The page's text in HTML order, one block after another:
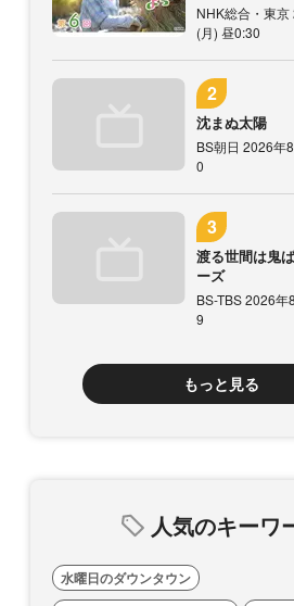
NHK総合・東
(月) 昼0:30
沈まぬ太陽
BS朝日 2026年
0
渡る世間は鬼
ーズ
BS-TBS 2026
9
もっと見る
人気のキーワ
水曜日のダウンタウン